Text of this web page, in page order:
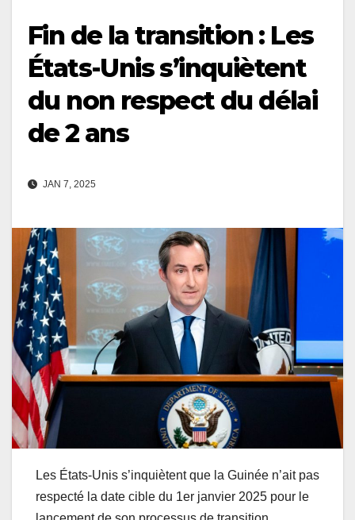
Fin de la transition : Les
États-Unis s’inquiètent
du non respect du délai
de 2 ans
JAN 7, 2025
Les États-Unis s’inquiètent que la Guinée n’ait pas
respecté la date cible du 1er janvier 2025 pour le